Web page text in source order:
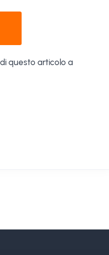
questo articolo a